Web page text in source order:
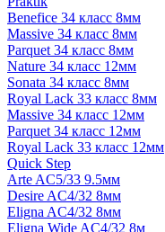
Benefice 34 класс 8мм
Massive 34 класс 8мм
Parquet 34 класс 8мм
Nature 34 класс 12мм
Sonata 34 класс 8мм
Royal Lack 33 класс 8мм
Massive 34 класс 12мм
Parquet 34 класс 12мм
Royal Lack 33 класс 12мм
Quick Step
Arte AC5/33 9.5мм
Desire AC4/32 8мм
Eligna AC4/32 8мм
Eligna Wide AC4/32 8м